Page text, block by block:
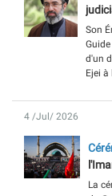
Son
d'un
Ejei
4 /Jul/ 2026
La